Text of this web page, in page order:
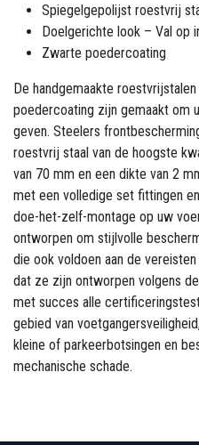
Spiegelgepolijst roestvrij
Doelgerichte look – Val op
Zwarte poedercoating
De handgemaakte
poedercoating zijn gemaakt om
geven. Steelers
roestvrij staal van de hoogste
van 70 mm en een dikte van 2
met een volledige set fittingen
doe-het-zelf-montage op uw
ontworpen om stijlvolle
die ook voldoen aan de
dat ze zijn ontworpen volgens
met succes alle
gebied van
kleine of parkeerbotsingen en
mechanische schade.